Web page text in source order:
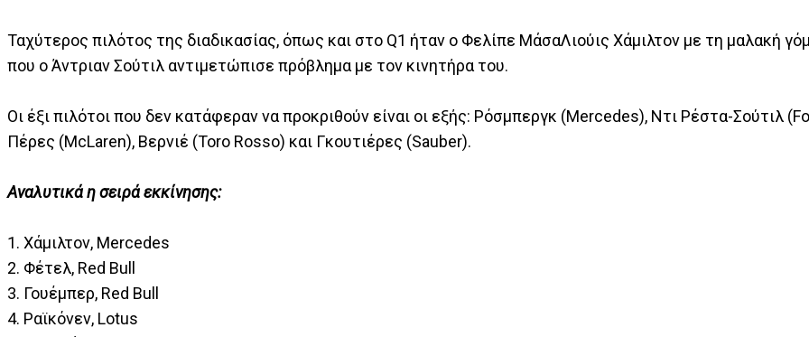
Ταχύτερος πιλότος της διαδικασίας, όπως και στο Q1 ήταν ο Φελίπε ΜάσαΛιούις Χάμιλτον με τη μαλακή
που ο Άντριαν Σούτιλ αντιμετώπισε πρόβλημα με τον κινητήρα του.
Οι έξι πιλότοι που δεν κατάφεραν να προκριθούν είναι οι εξής: Ρόσμπεργκ (Mercedes), Ντι Ρέστα-Σούτιλ
Πέρες (McLaren), Βερνιέ (Toro Rosso) και Γκουτιέρες (Sauber).
Αναλυτικά η σειρά εκκίνησης:
1. Χάμιλτον, Mercedes
2. Φέτελ, Red Bull
3. Γουέμπερ, Red Bull
4. Ραϊκόνεν, Lotus